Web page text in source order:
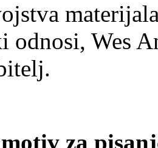
odnosi, Wes
za